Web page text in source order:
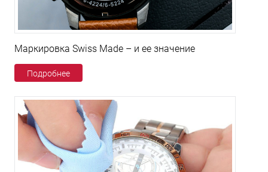
Маркировка Swiss Made – и ее значение
Подробнее